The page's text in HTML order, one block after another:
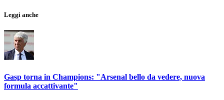
Leggi anche
Gasp torna in Champions: "Arsenal bello da vedere, nuova
formula accattivante"